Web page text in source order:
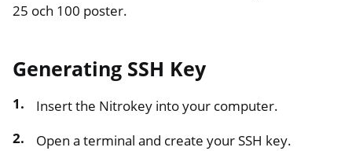
25 och 100 poster.
Generating SSH Key
Insert the Nitrokey into your computer.
Open a terminal and create your SSH key.